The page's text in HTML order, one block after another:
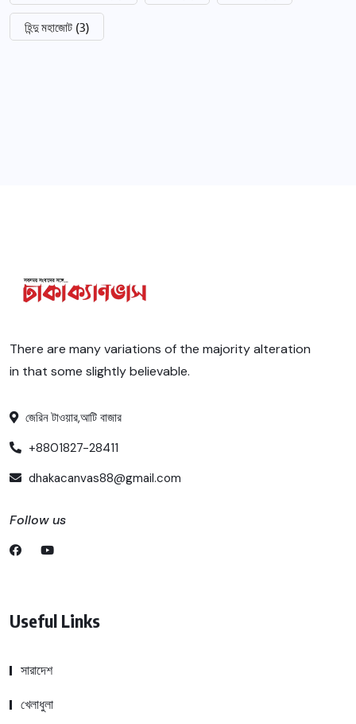
হিন্দু মহাজোট (3)
There are many variations of the majority alteration
in that some slightly believable.
জেরিন টাওয়ার,আটি বাজার
+8801827-28411
dhakacanvas88@gmail.com
Follow us
Useful Links
সারাদেশ
খেলাধুলা